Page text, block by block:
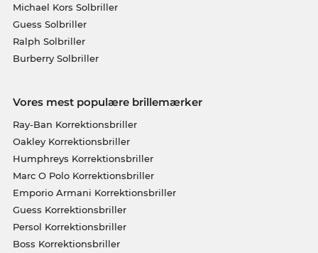
Michael Kors Solbriller
Guess Solbriller
Ralph Solbriller
Burberry Solbriller
Vores mest populære brillemærker
Ray-Ban Korrektionsbriller
Oakley Korrektionsbriller
Humphreys Korrektionsbriller
Marc O Polo Korrektionsbriller
Emporio Armani Korrektionsbriller
Guess Korrektionsbriller
Persol Korrektionsbriller
Boss Korrektionsbriller